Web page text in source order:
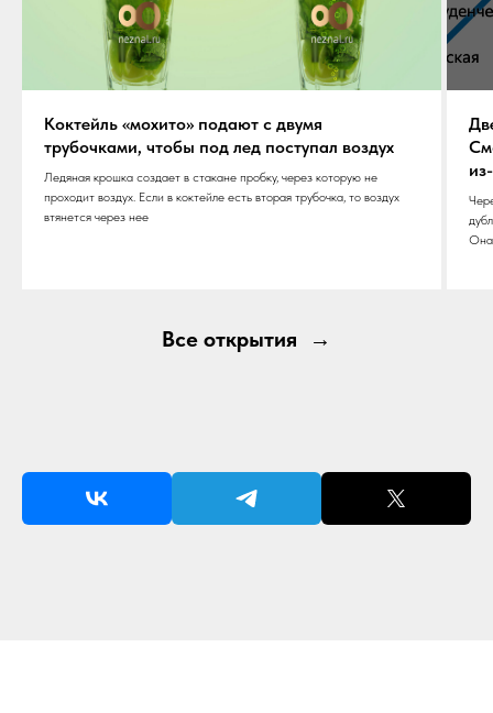
Коктейль «мохито» подают с двумя
трубочками, чтобы под лед поступал воздух
Ледяная крошка cоздает в стакане пробку, через которую не
проходит воздух. Если в коктейле есть вторая трубочка, то воздух
втянется через нее
Она
Все открытия